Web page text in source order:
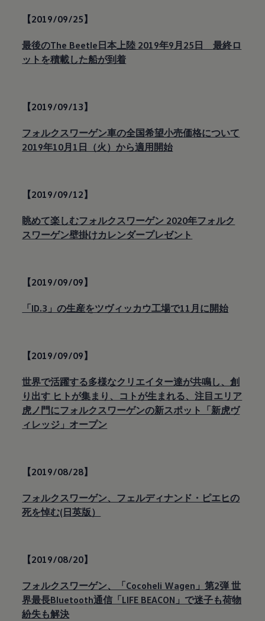
【2019/09/25】
最後のThe Beetle日本上陸 2019年9月25日 最終ロ
ットを積載した船が到着
【2019/09/13】
フォルクスワーゲン車の全国希望小売価格について
2019年10月1日（火）から適用開始
【2019/09/12】
眺めて楽しむフォルクスワーゲン 2020年フォルク
スワーゲン壁掛けカレンダープレゼント
【2019/09/09】
「ID.3」の生産をツヴィッカウ工場で11月に開始
【2019/09/09】
世界で活躍する多様なクリエイター達が共鳴し、創
り出す ヒトが集まり、コトが生まれる、注目エリア
虎ノ門にフォルクスワーゲンの新スポット「新虎ヴ
ィレッジ」オープン
【2019/08/28】
フォルクスワーゲン、フェルディナンド・ピエヒの
死を悼む(日英版）
【2019/08/20】
フォルクスワーゲン、「Cocoheli Wagen」第2弾 世
界最長Bluetooth通信「LIFE BEACON」で迷子も荷物
紛失も解決